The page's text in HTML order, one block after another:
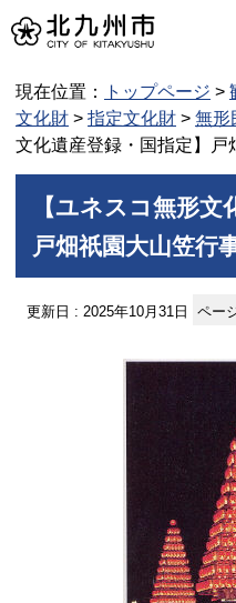
現在位置： トップページ >
文化財 > 指定文化財 > 無形
文化遺産登録・国指定】戸
【ユネスコ無形文
戸畑祇園大山笠行
更新日 : 2025年10月31日 ペー